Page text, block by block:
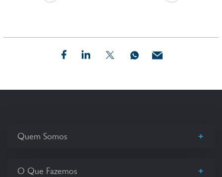
Quem Somos +
O Que Fazemos +